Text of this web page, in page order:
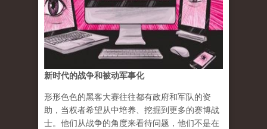
新时代的战争和被动军事化
形形色色的黑客大赛往往都有政府和军队的资
助，当权者希望从中培养、挖掘到更多的赛博战
士。他们从战争的角度来看待问题，他们不是在